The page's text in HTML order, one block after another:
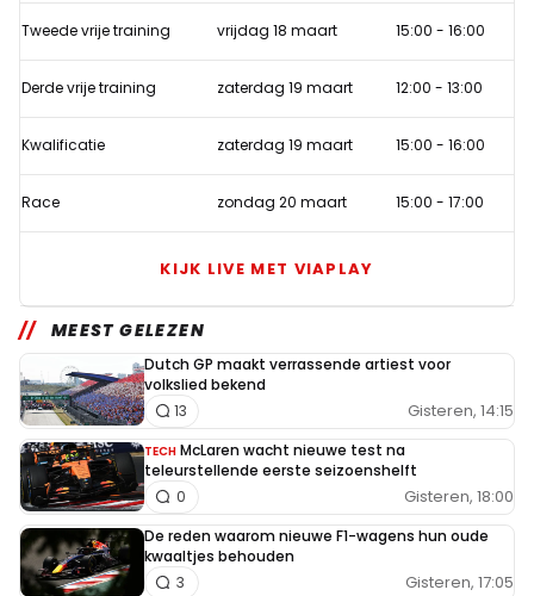
Bahrein
Tweede vrije training vrijdag 18 maart 15:00 - 16:00
Derde vrije training zaterdag 19 maart 12:00 - 13:00
Kwalificatie zaterdag 19 maart 15:00 - 16:00
Race zondag 20 maart 15:00 - 17:00
KIJK LIVE MET VIAPLAY
MEEST GELEZEN
Dutch GP maakt verrassende artiest voor
volkslied bekend
Gisteren, 14:15
13
TECH McLaren wacht nieuwe test na
teleurstellende eerste seizoenshelft
Gisteren, 18:00
0
De reden waarom nieuwe F1-wagens hun oude
kwaaltjes behouden
Gisteren, 17:05
3